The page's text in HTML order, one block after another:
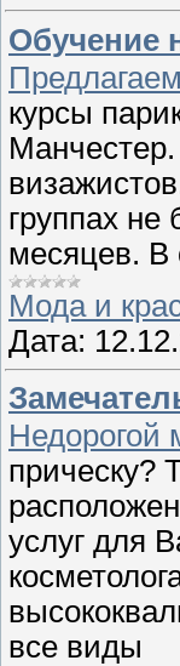
Обучение
курсы
группах не
месяцев. В
Мода и
Дата:
Недорогой
прическу?
услуг для
все виды